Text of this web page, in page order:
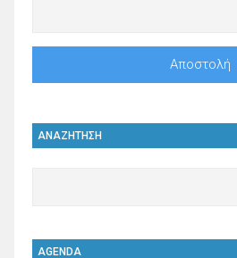
ΑΝΑΖΗΤΗΣΗ
AGENDA